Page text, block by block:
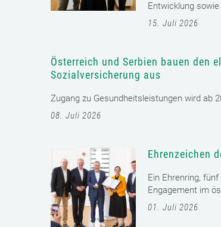
Entwicklung
15. Juli 2026
Österreich und Serbien bauen den
Sozialversicherung aus
Zugang zu Gesundheitsleistungen wird ab
08. Juli 2026
Ehrenzeichen
Ein Ehrenring,
Engagement im
01. Juli 2026